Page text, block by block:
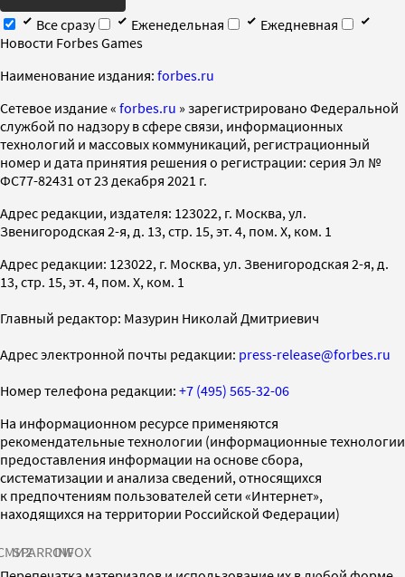
Все сразу
Еженедельная
Ежедневная
Новости Forbes Games
Наименование издания: forbes.ru
Cетевое издание « forbes.ru » зарегистрировано Федеральной
службой по надзору в сфере связи, информационных
технологий и массовых коммуникаций, регистрационный
номер и дата принятия решения о регистрации: серия Эл №
ФС77-82431 от 23 декабря 2021 г.
Адрес редакции, издателя: 123022, г. Москва, ул.
Звенигородская 2-я, д. 13, стр. 15, эт. 4, пом. X, ком. 1
Адрес редакции: 123022, г. Москва, ул. Звенигородская 2-я, д.
13, стр. 15, эт. 4, пом. X, ком. 1
Главный редактор: Мазурин Николай Дмитриевич
Адрес электронной почты редакции: press-release@forbes.ru
Номер телефона редакции: +7 (495) 565-32-06
На информационном ресурсе применяются
рекомендательные технологии (информационные технологии
предоставления информации на основе сбора,
систематизации и анализа сведений, относящихся
к предпочтениям пользователей сети «Интернет»,
находящихся на территории Российской Федерации)
SPARROWINFOX